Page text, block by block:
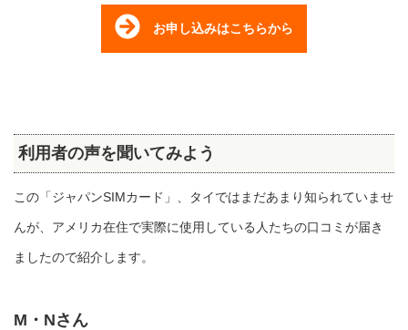
お申し込みはこちらから
利用者の声を聞いてみよう
この「ジャパンSIMカード」、タイではまだあまり知られていませ
んが、アメリカ在住で実際に使用している人たちの口コミが届き
ましたので紹介します。
M・Nさん